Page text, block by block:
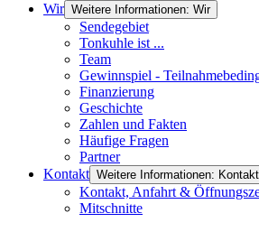
Wir Weitere Informationen: Wir
Sendegebiet
Tonkuhle ist ...
Team
Gewinnspiel -
Finanzierung
Geschichte
Zahlen und Fakten
Häufige Fragen
Partner
Kontakt Weitere Informationen: Kontakt
Kontakt, Anfahrt &
Mitschnitte